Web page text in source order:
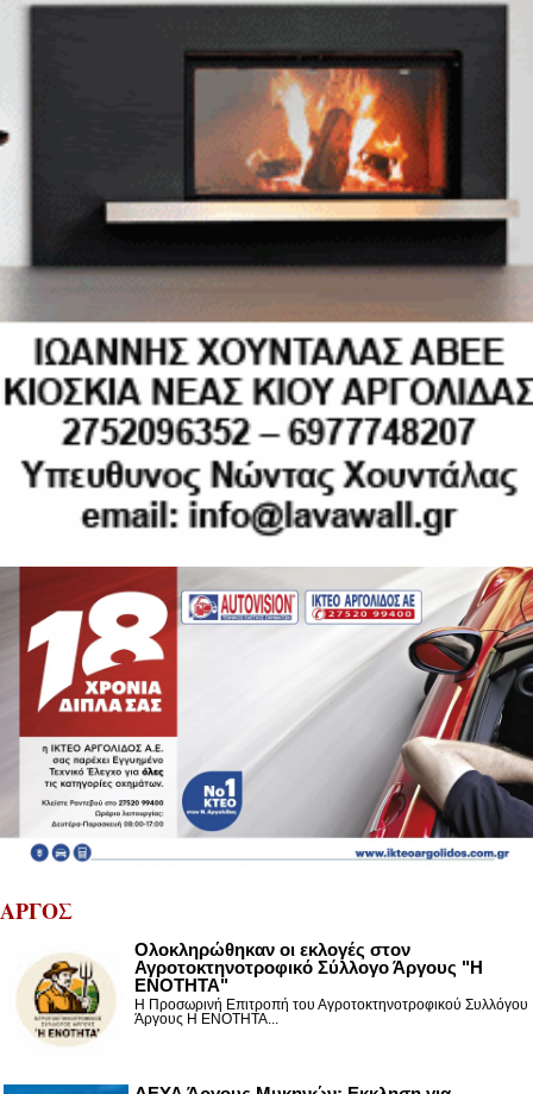
ΑΡΓΟΣ
Ολοκληρώθηκαν οι εκλογές στον
Αγροτοκτηνοτροφικό Σύλλογο Άργους "Η
ΕΝΟΤΗΤΑ"
Η Προσωρινή Επιτροπή του Αγροτοκτηνοτροφικού Συλλόγου
Άργους Η ΕΝΟΤΗΤΑ...